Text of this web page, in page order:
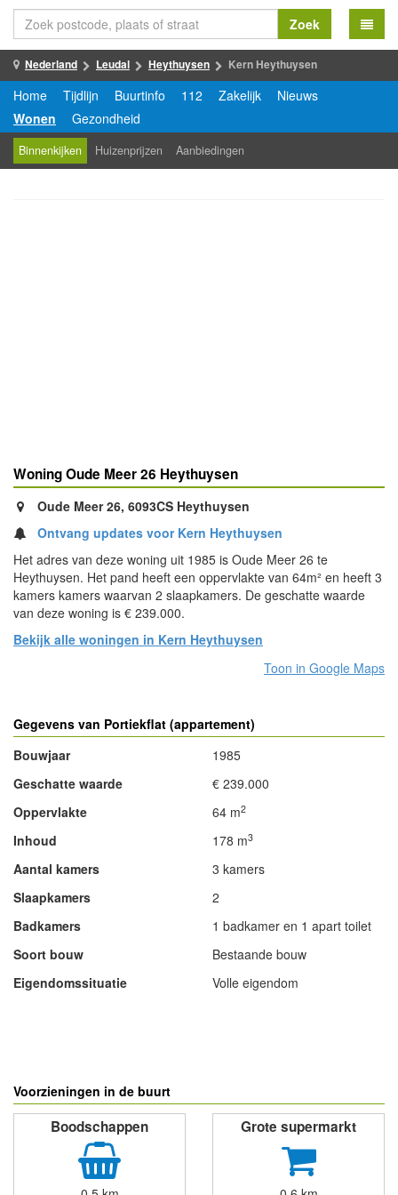
Zoek
Nederland Leudal Heythuysen Kern Heythuysen
Home Tijdlijn Buurtinfo 112 Zakelijk
Nieuws
Wonen
Gezondheid
Binnenkijken Huizenprijzen Aanbiedingen
Woning Oude Meer 26 Heythuysen
Oude Meer 26, 6093CS Heythuysen
Ontvang updates voor Kern Heythuysen
Het adres van deze woning uit 1985 is Oude Meer 26 te
Heythuysen. Het pand heeft een oppervlakte van 64m² en heeft 3
kamers kamers waarvan 2 slaapkamers. De geschatte waarde
van deze woning is € 239.000.
Bekijk alle woningen in Kern Heythuysen
Toon in Google Maps
Gegevens van Portiekflat (appartement)
Bouwjaar
1985
Geschatte waarde
€ 239.000
Oppervlakte
64 m2
Inhoud 178 m3
Aantal kamers
3 kamers
Slaapkamers
2
Badkamers
1 badkamer en 1 apart toilet
Soort bouw
Bestaande bouw
Eigendomssituatie
Volle eigendom
Voorzieningen in de buurt
Boodschappen Grote supermarkt